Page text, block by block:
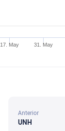
17. May 31. May
Anterior
UNH